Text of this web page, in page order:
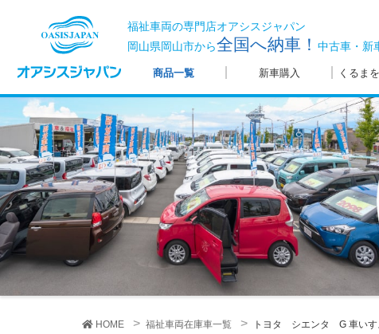
福祉車両の専門店オアシスジャパン
岡山県岡山市から全国へ納車！中古車・新
商品一覧 新車購入 くるま
HOME 福祉車両在庫車一覧 トヨタ シエンタ G 車い